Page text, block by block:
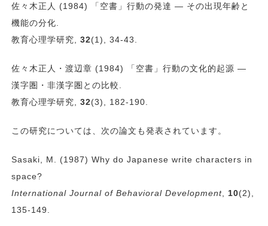
佐々木正人 (1984) 「空書」行動の発達 ― その出現年齢と
機能の分化.
教育心理学研究,32(1), 34-43.
佐々木正人・渡辺章 (1984) 「空書」行動の文化的起源 ―
漢字圏・非漢字圏との比較.
教育心理学研究,32(3), 182-190.
この研究については、次の論文も発表されています。
Sasaki, M. (1987) Why do Japanese write characters in
space?
International Journal of Behavioral Development,10(2),
135-149.